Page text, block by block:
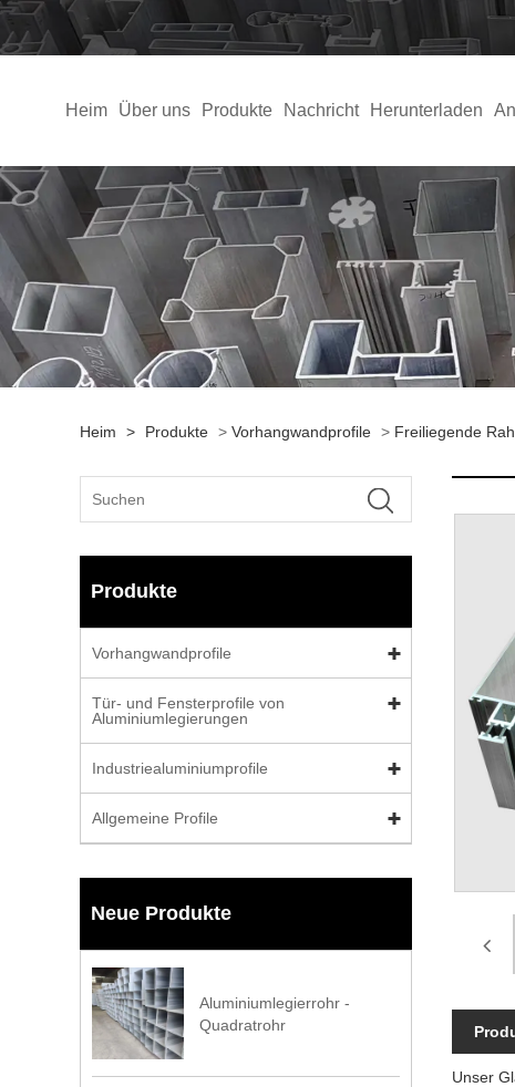
Heim Über uns Produkte Nachricht Herunterladen
Heim > Produkte > Vorhangwandprofile > Freiliegende
Produkte
Vorhangwandprofile
Tür- und Fensterprofile von
Aluminiumlegierungen
Industriealuminiumprofile
Allgemeine Profile
Neue Produkte
Aluminiumlegierrohr -
Quadratrohr
Unser